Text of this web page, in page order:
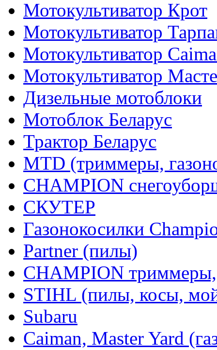
Мотокультиватор Крот
Мотокультиватор
Мотокультиватор
Мотокультиватор
Дизельные мотоблоки
Мотоблок Беларус
Трактор Беларус
MTD (триммеры,
CHAMPION
СКУТЕР
Газонокосилки
Partner (пилы)
CHAMPION
STIHL (пилы, косы,
Subaru
Caiman, Master Yard